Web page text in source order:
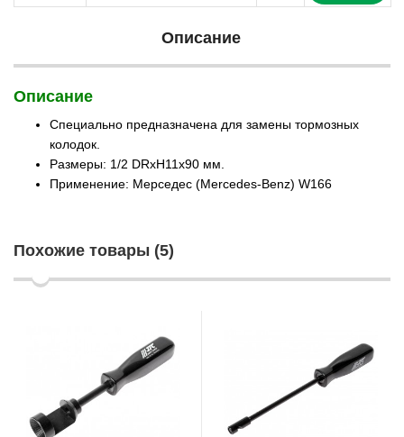
Описание
Описание
Специально предназначена для замены тормозных
колодок.
Размеры: 1/2 DRхH11х90 мм.
Применение: Мерседес (Mercedes-Benz) W166
Похожие товары (5)